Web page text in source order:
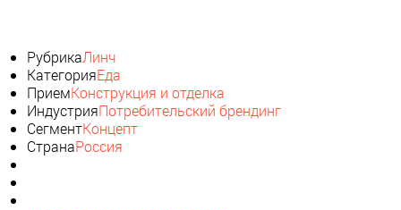
РубрикаЛинч
КатегорияЕда
ПриемКонструкция и отделка
ИндустрияПотребительский брендинг
СегментКонцепт
СтранаРоссия